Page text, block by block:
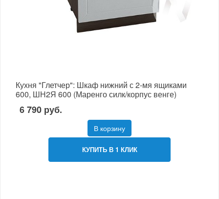
Кухня "Глетчер": Шкаф нижний с 2-мя ящиками
600, ШН2Я 600 (Маренго силк/корпус венге)
6 790 руб.
В корзину
КУПИТЬ В 1 КЛИК